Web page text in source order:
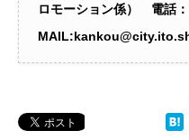
ロモーション係） 電話